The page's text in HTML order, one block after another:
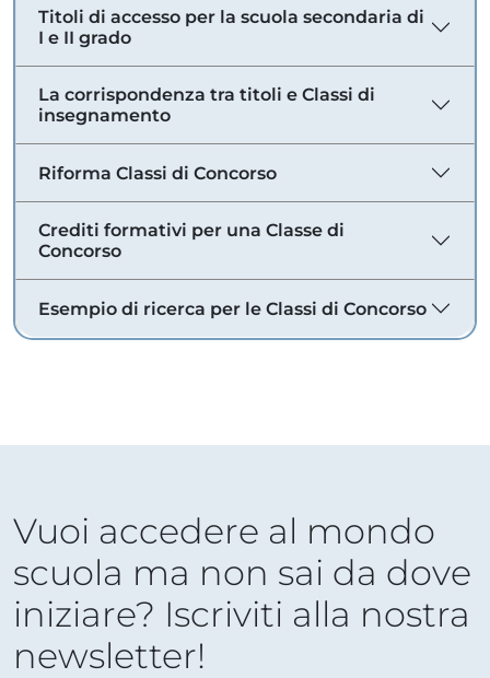
Titoli di accesso per la scuola secondaria di
I e II grado
La corrispondenza tra titoli e Classi di
insegnamento
Riforma Classi di Concorso
Crediti formativi per una Classe di
Concorso
Esempio di ricerca per le Classi di Concorso
Vuoi accedere al mondo
scuola ma non sai da dove
iniziare? Iscriviti alla nostra
newsletter!